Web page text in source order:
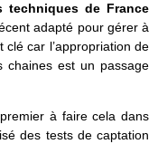
techniques de France
adapté pour gérer à
clé car l’appropriation de
chaines est un passage
à faire cela dans
des tests de captation